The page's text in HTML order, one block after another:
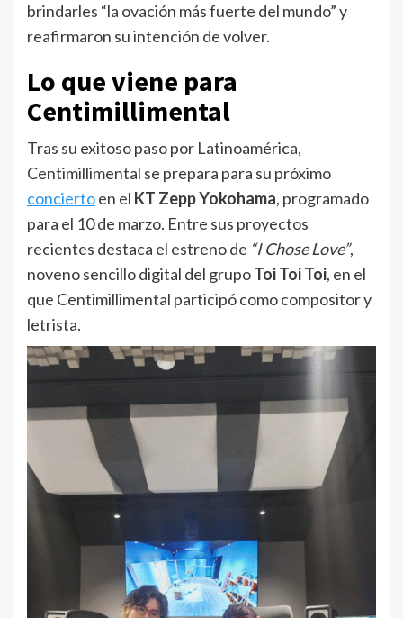
brindarles “la ovación más fuerte del mundo” y
reafirmaron su intención de volver.
Lo que viene para
Centimillimental
Tras su exitoso paso por Latinoamérica,
Centimillimental se prepara para su próximo
conciertoen el KT Zepp Yokohama, programado
para el 10 de marzo. Entre sus proyectos
recientes destaca el estreno de “I Chose Love”,
noveno sencillo digital del grupoToi Toi Toi, en el
que Centimillimental participó como compositor y
letrista.